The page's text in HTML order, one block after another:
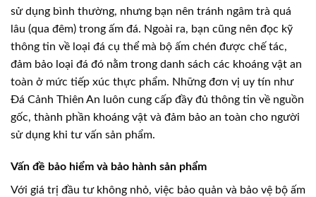
sử dụng bình thường, nhưng bạn nên tránh ngâm trà quá
lâu (qua đêm) trong ấm đá. Ngoài ra, bạn cũng nên đọc kỹ
thông tin về loại đá cụ thể mà bộ ấm chén được chế tác,
đảm bảo loại đá đó nằm trong danh sách các khoáng vật an
toàn ở mức tiếp xúc thực phẩm. Những đơn vị uy tín như
Đá Cảnh Thiên An luôn cung cấp đầy đủ thông tin về nguồn
gốc, thành phần khoáng vật và đảm bảo an toàn cho người
sử dụng khi tư vấn sản phẩm.
Vấn đề bảo hiểm và bảo hành sản phẩm
Với giá trị đầu tư không nhỏ, việc bảo quản và bảo vệ bộ ấm